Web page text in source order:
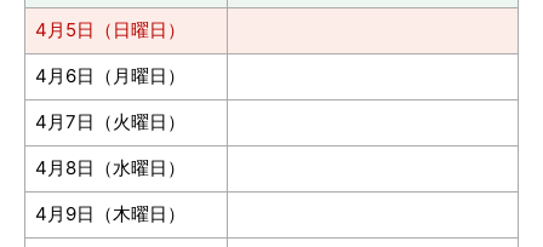
4月5日（日曜日）
4月6日（月曜日）
4月7日（火曜日）
4月8日（水曜日）
4月9日（木曜日）